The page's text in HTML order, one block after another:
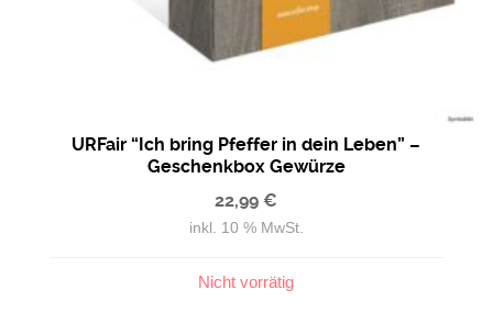
URFair “Ich bring Pfeffer in dein Leben” –
Geschenkbox Gewürze
22,99€
inkl. 10 % MwSt.
Nicht vorrätig